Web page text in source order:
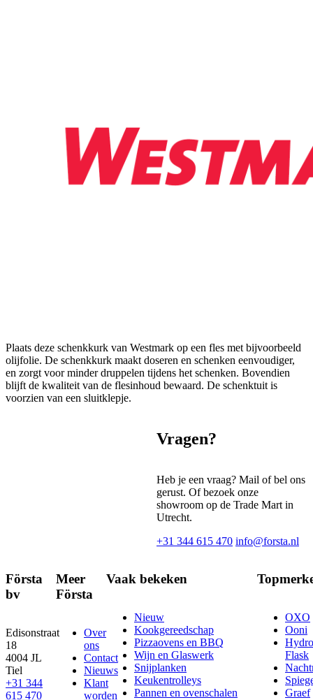
Plaats deze schenkkurk van Westmark op een fles met bijvoorbeeld
olijfolie. De schenkkurk maakt doseren en schenken eenvoudiger,
en zorgt voor minder druppelen tijdens het schenken. Bovendien
blijft de kwaliteit van de flesinhoud bewaard. De schenktuit is
voorzien van een sluitklepje.
Vragen?
Heb je een vraag? Mail of bel ons
gerust. Of bezoek onze
showroom op de Trade Mart in
Utrecht.
+31 344 615 470 info@forsta.nl
Första
bv
Edisonstraat
18
4004 JL
Tiel
+31 344
615 470
Meer
Första
Over
ons
Contact
Nieuws
Klant
worden
Vaak bekeken
Nieuw
Kookgereedschap
Pizzaovens en BBQ
Wijn en Glaswerk
Snijplanken
Keukentrolleys
Pannen en ovenschalen
OXO
Ooni
Hydro
Flask
Graef